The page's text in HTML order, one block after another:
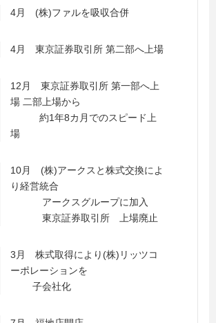
4月 (株)ファルを吸収合併
4月 東京証券取引所 第二部へ上場
12月 東京証券取引所 第一部へ上
場 二部上場から
約1年8カ月でのスピード上
場
10月 (株)アークスと株式交換によ
り経営統合
アークスグループに加入
東京証券取引所 上場廃止
3月 株式取得により(株)リッツコ
ーポレーションを
子会社化